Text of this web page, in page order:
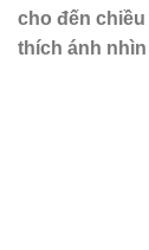
cho đến
thích ánh